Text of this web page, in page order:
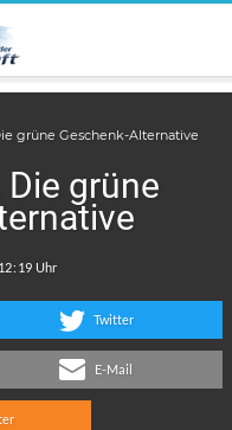
grüne Geschenk-Alternative
grüne
:
Twitter
E-Mail